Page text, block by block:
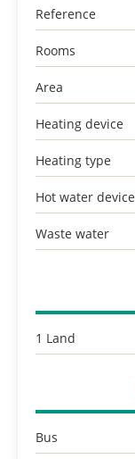
Reference
Rooms
Area
Heating device
Heating type
Hot water device
Waste water
1 Land
Bus